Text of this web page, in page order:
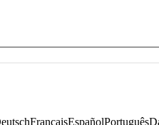
FrançaisEspañolPortuguês